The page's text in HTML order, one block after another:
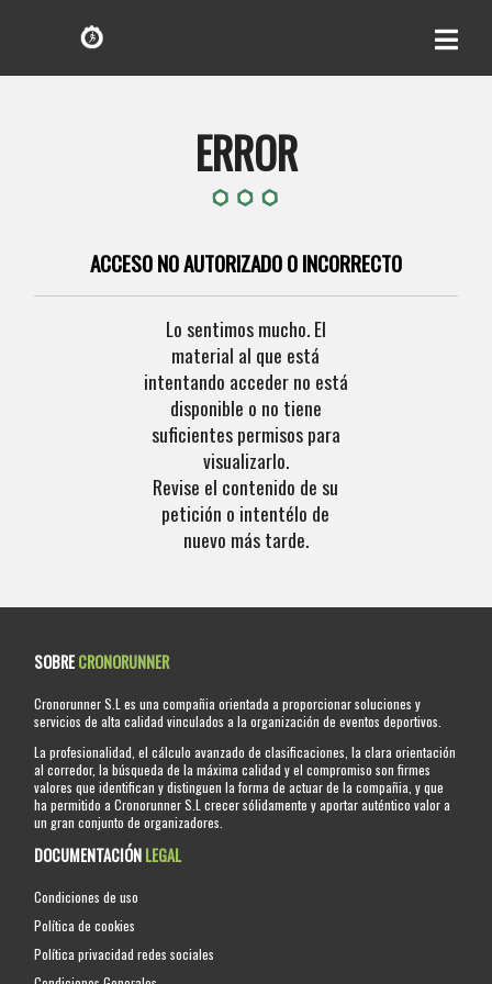
ERROR
ACCESO NO AUTORIZADO O INCORRECTO
Lo sentimos mucho. El
material al que está
intentando acceder no está
disponible o no tiene
suficientes permisos para
visualizarlo.
Revise el contenido de su
petición o intentélo de
nuevo más tarde.
SOBRECRONORUNNER
Cronorunner S.L es una compañia orientada a proporcionar soluciones y
servicios de alta calidad vinculados a la organización de eventos deportivos.
La profesionalidad, el cálculo avanzado de clasificaciones, la clara orientación
al corredor, la búsqueda de la máxima calidad y el compromiso son firmes
valores que identifican y distinguen la forma de actuar de la compañia, y que
ha permitido a Cronorunner S.L crecer sólidamente y aportar auténtico valor a
un gran conjunto de organizadores.
DOCUMENTACIÓNLEGAL
Condiciones de uso
Política de cookies
Política privacidad redes sociales